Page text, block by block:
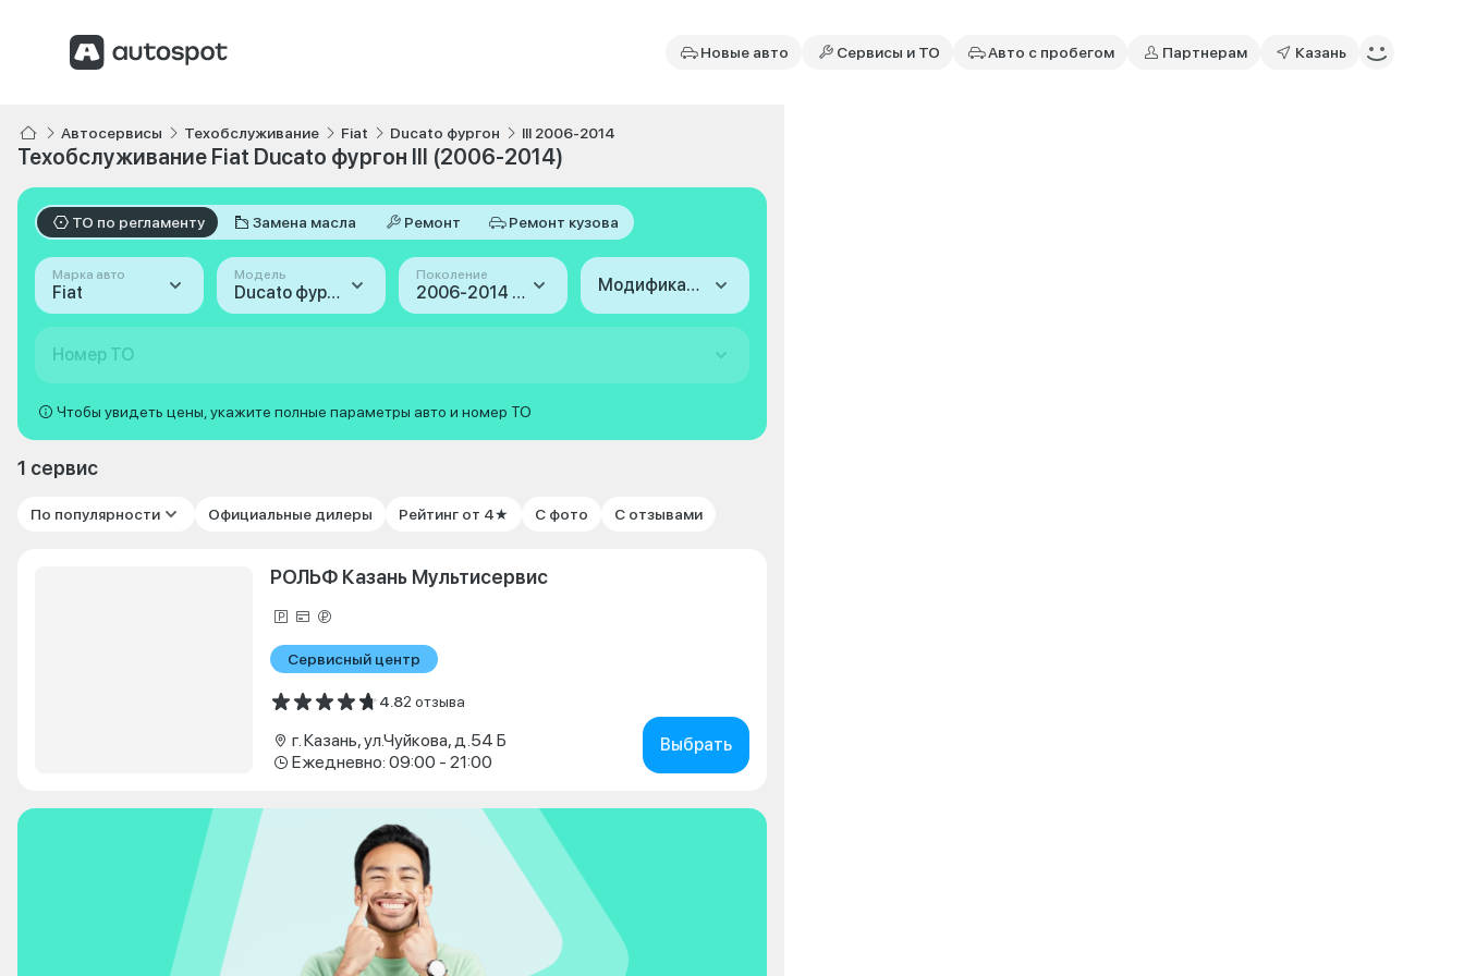
Новые авто Сервисы и ТО Авто с пробегом Партнерам Казань
Автосервисы Техобслуживание Fiat Ducato фургон III 2006-2014
Техобслуживание Fiat Ducato фургон III (2006-2014)
ТО по регламенту Замена масла Ремонт Ремонт кузова
Марка авто
Fiat
Модель
Ducato фургон
Поколение
2006-2014 (III) Модификация
Номер ТО
Чтобы увидеть цены, укажите полные параметры авто и номер ТО
1 сервис
По популярности Официальные дилеры Рейтинг от 4★ С фото С отзывами
РОЛЬФ Казань Мультисервис
Сервисный центр
4.82 отзыва
г. Казань, ул.Чуйкова, д.54 Б
Ежедневно: 09:00 - 21:00
Выбрать